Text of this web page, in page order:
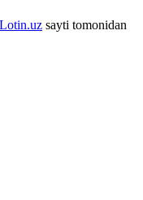
Lotin.uz sayti tomonidan